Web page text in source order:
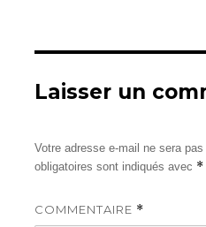
Laisser un
Votre adresse e-mail ne sera pas
obligatoires sont indiqués avec *
COMMENTAIRE *